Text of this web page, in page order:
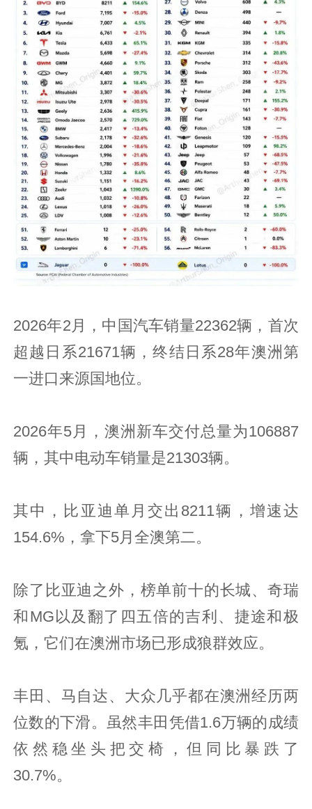
2026年2月，中国汽车销量22362辆，首次
超越日系21671辆，终结日系28年澳洲第
一进口来源国地位。
2026年5月，澳洲新车交付总量为106887
辆，其中电动车销量是21303辆。
其中，比亚迪单月交出8211辆，增速达
154.6%，拿下5月全澳第二。
除了比亚迪之外，榜单前十的长城、奇瑞
和MG以及翻了四五倍的吉利、捷途和极
氪，它们在澳洲市场已形成狼群效应。
丰田、马自达、大众几乎都在澳洲经历两
位数的下滑。虽然丰田凭借1.6万辆的成绩
依然稳坐头把交椅，但同比暴跌了
30.7%。